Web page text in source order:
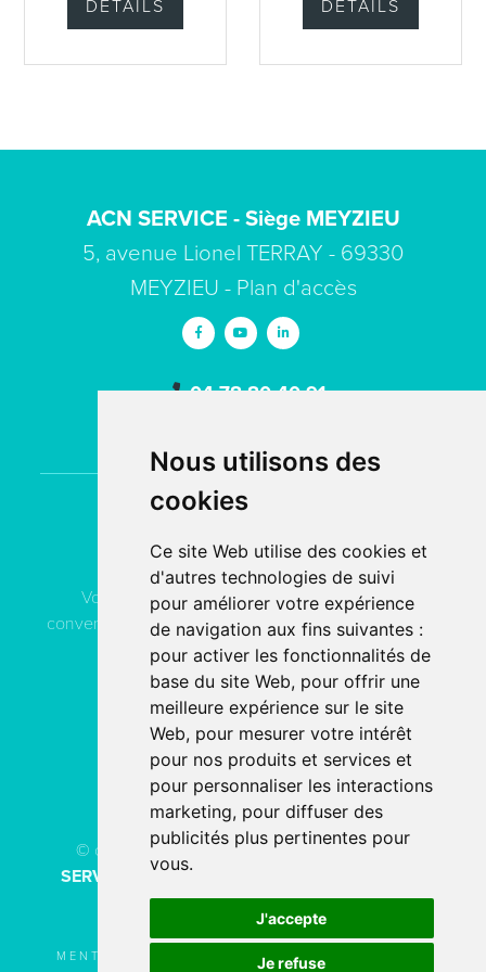
Nous utilisons des
cookies
Ce site Web utilise des cookies et
d'autres technologies de suivi
pour améliorer votre expérience
de navigation aux fins suivantes :
pour activer les fonctionnalités de
base du site Web, pour offrir une
meilleure expérience sur le site
Web, pour mesurer votre intérêt
pour nos produits et services et
pour personnaliser les interactions
marketing, pour diffuser des
publicités plus pertinentes pour
vous.
J'accepte
Je refuse
DÉTAILS
de leurs machines-
en parallèle la vente
DÉTAILS
ACN SERVICE - Siège MEYZIEU
5, avenue Lionel TERRAY - 69330
MEYZIEU - Plan d'accès
04 78 80 40 91
ACN Service
Vous pouvez contacter ACN Service à votre
convenance, soit par téléphone, soit par email, soit en
remplissant le formulaire de contact.
04 78 80 40 91
PAR EMAIL
© copyright 2026 - Tous droits réservésACN
SERVICE
Création de site internet
l’agence digitale SERCO POINTWEB
MENTIONS LÉGALES UTILISATION DES